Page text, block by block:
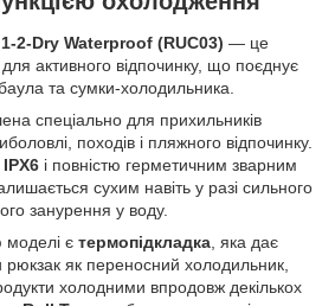
2-Dry Waterproof (RUC03) — це
активного відпочинку, що поєднує
та сумки-холодильника.
спеціально для прихильників
походів і пляжного відпочинку.
IPX6 і повністю герметичним зварним
сухим навіть у разі сильного
занурення у воду.
моделі є термопідкладка, яка дає
рюкзак як переносний холодильник,
холодними впродовж декількох